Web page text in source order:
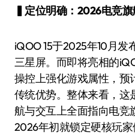
▍定位明确：2026电竞
iQOO 15于2025年10月
三星屏。而即将亮相的
操控上强化游戏属性，预
传统优势。整体来看，这
航与交互上全面指向电竞
2026年初就锁定硬核玩家